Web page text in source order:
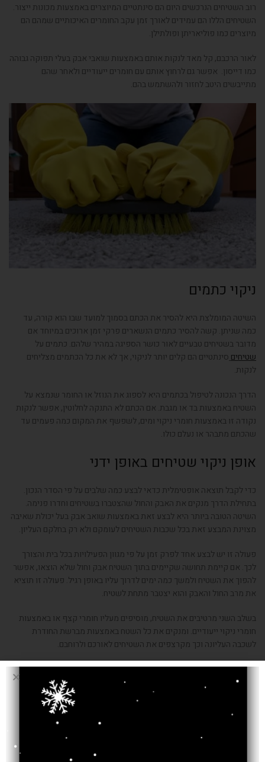
רוב השטיחים הנרכשים היום הם סינתטיים המיוצרים באמצעות מכונות ייצור.
השטיחים הללו הם עמידים לאורך זמן עקב החומרים האיכותיים שמהם הם
מיוצרים כמו פוליאריתן ופולתילן.
לאור הרכבם, קל מאד לנקות אותם באמצעות שואבי אבק בעלי תפוקה גבוהה
כמו דייסון. אפשר גם לרחוץ אותם עם חומרים ייעודיים ולאחר שהם
מתייבשים היטב לחזור ולהשתמש בהם.
ניקוי כתמים
השיטה המומלצת היא להסיר את הכתם בסמוך למועד שבו הוא קורה, עד
כמה שניתן. קשה להסיר כתמים הנשארים פרקי זמן ארוכים במיוחד אם
מדובר בשטיחים טבעיים לאור כושר הספיגה במהיר שלהם. כתמים על
שטיחים סינתטיים הם קלים יותר לניקוי, אך לא את כל הכתמים מצליחים
לנקות.
הדרך הנכונה לטיפול בכתמים היא לספוג את הנוזל או החומר שנמצא על
השטיח באמצעות בד או מגבת. אם הכתם לא התנקה לחלוטין, אפשר לנקות
נקודה זו באמצעות חומרי ניקוי ומים, לשפשף את המקום כמה פעמים עד
שהכתם מתבהר או נעלם כולו.
אופן ניקוי שטיחים באופן ידני
כדי לקבל תוצאה אופטימלית כדאי לבצע כמה שלבים על פי הסדר הנכון.
בתחילת הדרך מנקים את האבק והחול שהצטברו בשטיחים וחדרו פנימה.
השיטה הטובה ביותר היא לבצע זאת באמצעות שואב אבק בעל יכולת שאיבה
מצוינת המבצע זאת בכל שכבות השטיחים לעומקם ולא רק בחלקם העליון.
פעולה זו יש לבצע אחד לפרק זמן על פי מגוון הפעילויות בכל בית והצורך
לכך. אם קיימת תחושה שקיימים בתוך השטיח אבק וחול שלא הוצאו, אפשר
להפוך את השטיח ולמשך כמה ימים לדרוך עליו באופן רגיל. פעולה זו תוציא
את מרב החול והאבק והוא יצטבר מתחת לשטיח.
בשלב השני מרטיבים את השטיח, מוסיפים מעליו חומרי קצף או באמצעות
חומרי ניקוי ייעודיים. ומנקים את כל השטח באמצעות מברשת החודרת
לשכבה העליונה וכך מקרצפים את השטיחים לאורכם ולרוחבם.
לאחר מכן מניחים את השטיח לייבוש עד שהוא יבש לחלוטין, דבר שלוקח
לעתים כמה ימים, תלוי בגודלם של השטיחים.